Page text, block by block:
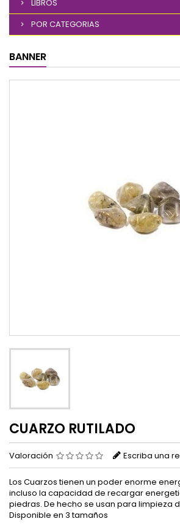
LIBROS
POR CATEGORIAS
BANNER
CUARZO RUTILADO
Valoración Escriba una
Los Cuarzos tienen un poder enorme
incluso la capacidad de recargar
piedras. De hecho se usan para limpieza
Disponible en 3 tamaños